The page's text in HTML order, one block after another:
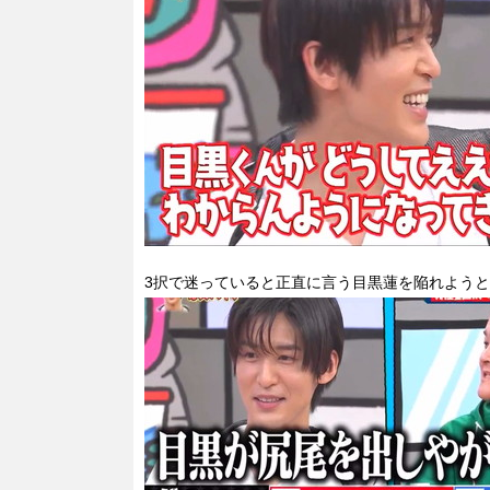
3択で迷っていると正直に言う目黒蓮を陥れよう